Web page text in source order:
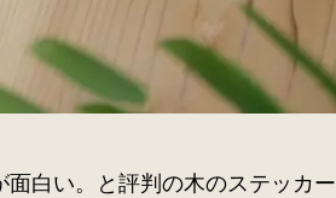
白い。と評判の木のステッカー